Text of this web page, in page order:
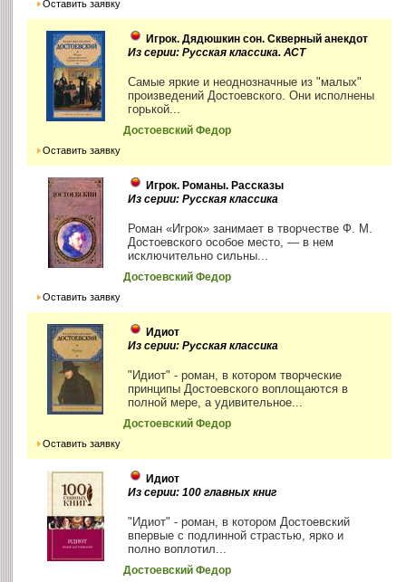
Оставить заявку
Игрок. Дядюшкин сон. Скверный анекдот
Из серии: Русская классика. АСТ
Самые яркие и неоднозначные из "малых"
произведений Достоевского. Они исполнены
горькой...
Достоевский Федор
Оставить заявку
Игрок. Романы. Рассказы
Из серии: Русская классика
Роман «Игрок» занимает в творчестве Ф. М.
Достоевского особое место, — в нем
исключительно сильны...
Достоевский Федор
Оставить заявку
Идиот
Из серии: Русская классика
"Идиот" - роман, в котором творческие
принципы Достоевского воплощаются в
полной мере, а удивительное...
Достоевский Федор
Оставить заявку
Идиот
Из серии: 100 главных книг
"Идиот" - роман, в котором Достоевский
впервые с подлинной страстью, ярко и
полно воплотил...
Достоевский Федор